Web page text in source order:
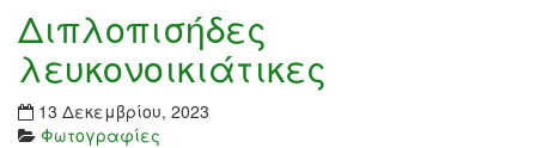
Διπλοπισήδες
λευκονοικιάτικες
13 Δεκεμβρίου, 2023
Φωτογραφίες